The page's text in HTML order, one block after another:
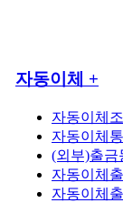
자동이체 +
자동이체
자동이체
(외부)출금
자동이체
자동이체